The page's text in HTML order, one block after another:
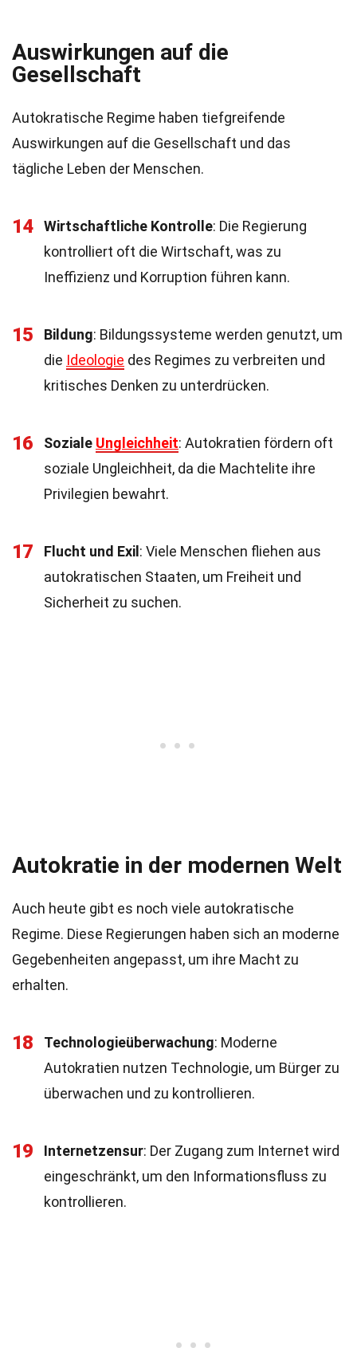
Auswirkungen auf die
Gesellschaft
Autokratische Regime haben tiefgreifende
Auswirkungen auf die Gesellschaft und das
tägliche Leben der Menschen.
14 Wirtschaftliche Kontrolle: Die Regierung
kontrolliert oft die Wirtschaft, was zu
Ineffizienz und Korruption führen kann.
15 Bildung: Bildungssysteme werden genutzt, um
die Ideologie des Regimes zu verbreiten und
kritisches Denken zu unterdrücken.
16 Soziale Ungleichheit: Autokratien fördern oft
soziale Ungleichheit, da die Machtelite ihre
Privilegien bewahrt.
17 Flucht und Exil : Viele Menschen fliehen aus
autokratischen Staaten, um Freiheit und
Sicherheit zu suchen.
Autokratie in der modernen Welt
Auch heute gibt es noch viele autokratische
Regime. Diese Regierungen haben sich an moderne
Gegebenheiten angepasst, um ihre Macht zu
erhalten.
18 Technologieüberwachung: Moderne
Autokratien nutzen Technologie, um Bürger zu
überwachen und zu kontrollieren.
19 Internetzensur: Der Zugang zum Internet wird
eingeschränkt, um den Informationsfluss zu
kontrollieren.